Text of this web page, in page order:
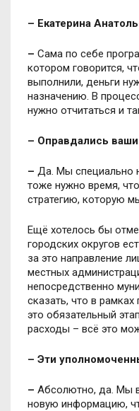
– Екатерина
– Сама по себе
котором говорится,
выполнили, деньги
назначению. В
нужно отчитаться и
– Оправдались
– Да. Мы специально
тоже нужно время,
стратегию, которую
Ещё хотелось бы
городских округов
за это направление
местных
непосредственно
сказать, что в
это обязательный
расходы – всё это
– Эти
– Абсолютно, да. Мы
новую информацию,